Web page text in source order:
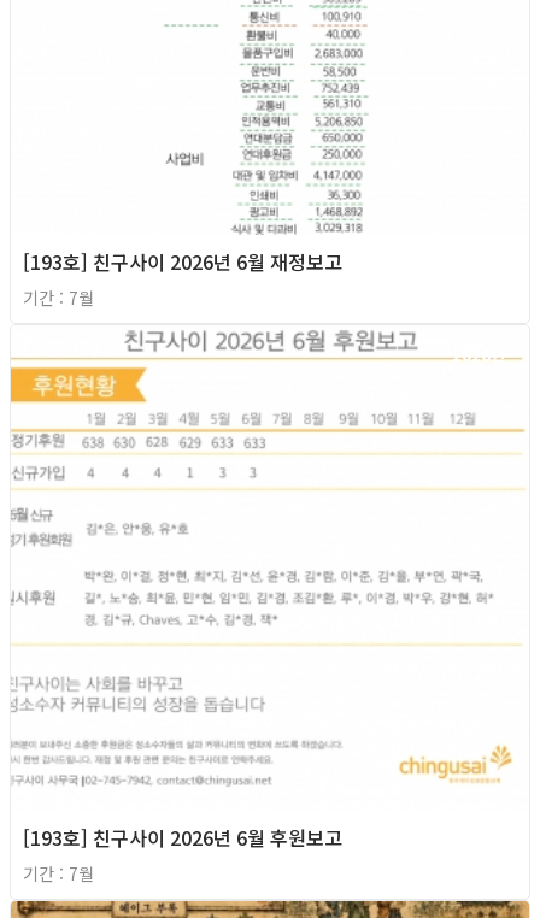
[193호] 친구사이 2026년 6월 재정보고
기간 : 7월
2026년
[193호] 친구사이 2026년 6월 후원보고
기간 : 7월